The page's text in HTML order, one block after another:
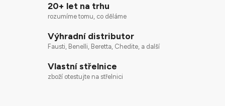
20+ let na trhu
rozumíme tomu, co děláme
Výhradní distributor
Fausti, Benelli, Beretta, Chedite, a další
Vlastní střelnice
zboží otestujte na střelnici